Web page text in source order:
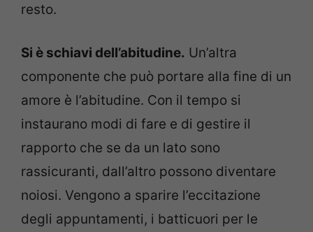
resto.
Si è schiavi dell’abitudine. Un’altra
componente che può portare alla fine di un
amore è l’abitudine. Con il tempo si
instaurano modi di fare e di gestire il
rapporto che se da un lato sono
rassicuranti, dall’altro possono diventare
noiosi. Vengono a sparire l’eccitazione
degli appuntamenti, i batticuori per le